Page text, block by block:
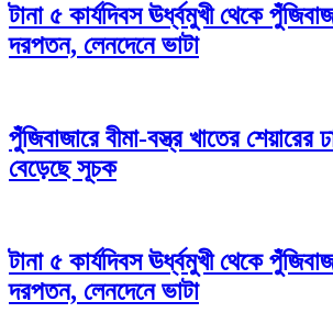
টানা ৫ কার্যদিবস ঊর্ধ্বমুখী থেকে
দরপতন, লেনদেনে ভাটা
পুঁজিবাজারে বীমা-বস্ত্র খাতের
বেড়েছে সূচক
টানা ৫ কার্যদিবস ঊর্ধ্বমুখী থেকে
দরপতন, লেনদেনে ভাটা